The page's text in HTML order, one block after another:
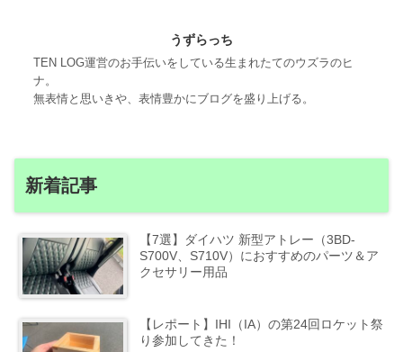
うずらっち
TEN LOG運営のお手伝いをしている生まれたてのウズラのヒ
ナ。
無表情と思いきや、表情豊かにブログを盛り上げる。
新着記事
【7選】ダイハツ 新型アトレー（3BD-
S700V、S710V）におすすめのパーツ＆ア
クセサリー用品
【レポート】IHI（IA）の第24回ロケット祭
り参加してきた！